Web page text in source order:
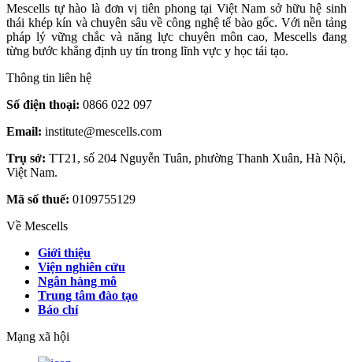
Mescells tự hào là đơn vị tiên phong tại Việt Nam sở hữu hệ sinh
thái khép kín và chuyên sâu về công nghệ tế bào gốc. Với nền tảng
pháp lý vững chắc và năng lực chuyên môn cao, Mescells đang
từng bước khẳng định uy tín trong lĩnh vực y học tái tạo.
Thông tin liên hệ
Số điện thoại: 0866 022 097
Email: institute@mescells.com
Trụ sở: TT21, số 204 Nguyễn Tuân, phường Thanh Xuân, Hà Nội,
Việt Nam.
Mã số thuế: 0109755129
Về Mescells
Giới thiệu
Viện nghiên cứu
Ngân hàng mô
Trung tâm đào tạo
Báo chí
Mạng xã hội